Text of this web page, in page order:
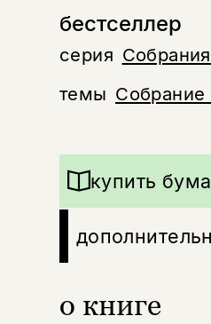
бестселлер
серия
темы Собрание
о книге
купить